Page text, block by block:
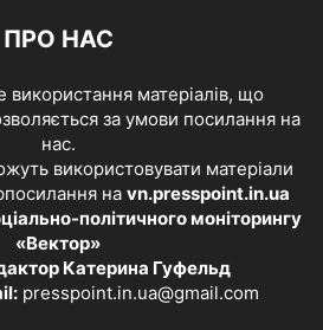
ПРО НАС
використання матеріалів, що
за умови посилання на
нас.
використовувати матеріали
на vn.presspoint.in.ua
політичного моніторингу
«Вектор»
Катерина Гуфельд
presspoint.in.ua@gmail.com